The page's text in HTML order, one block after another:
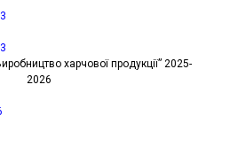
харчової продукції” 2025-
2026